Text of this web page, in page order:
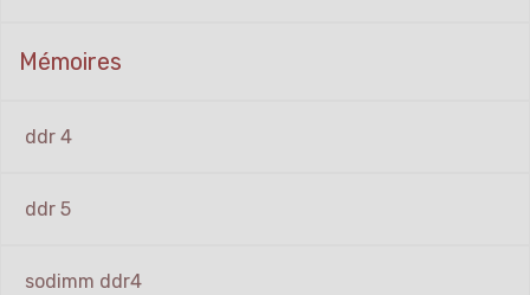
Mémoires
ddr 4
ddr 5
sodimm ddr4